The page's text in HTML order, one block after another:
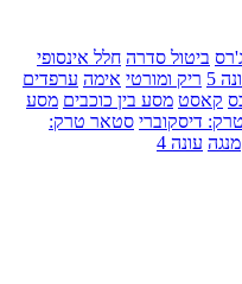
ביטול סדרה חלל אינסופי
5 ריק ומורטי אימה ערפדים
קאסט מסע בין כוכבים מסע
דיסקוברי סטאר טרק:
מנגה עונה 4